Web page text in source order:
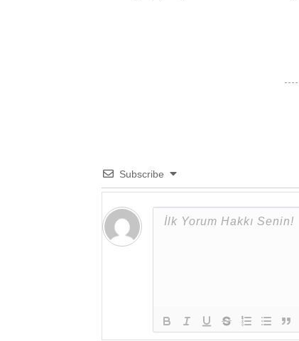
Subscribe